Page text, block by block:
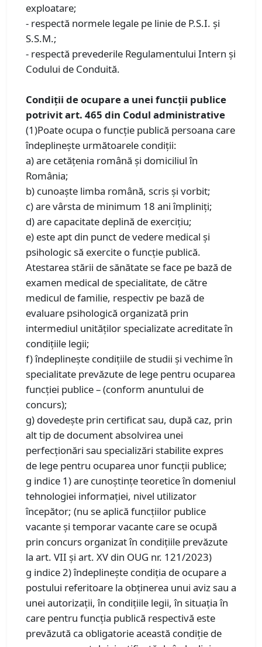
exploatare;
- respectă normele legale pe linie de P.S.I. şi
S.S.M.;
- respectă prevederile Regulamentului Intern şi
Codului de Conduită.
Condiții de ocupare a unei funcții publice
potrivit art. 465 din Codul administrative
(1)Poate ocupa o funcţie publică persoana care
îndeplineşte următoarele condiţii:
a) are cetăţenia română şi domiciliul în
România;
b) cunoaşte limba română, scris şi vorbit;
c) are vârsta de minimum 18 ani împliniţi;
d) are capacitate deplină de exerciţiu;
e) este apt din punct de vedere medical şi
psihologic să exercite o funcţie publică.
Atestarea stării de sănătate se face pe bază de
examen medical de specialitate, de către
medicul de familie, respectiv pe bază de
evaluare psihologică organizată prin
intermediul unităţilor specializate acreditate în
condiţiile legii;
f) îndeplineşte condiţiile de studii şi vechime în
specialitate prevăzute de lege pentru ocuparea
funcţiei publice – (conform anuntului de
concurs);
g) dovedeşte prin certificat sau, după caz, prin
alt tip de document absolvirea unei
perfecţionări sau specializări stabilite expres
de lege pentru ocuparea unor funcţii publice;
g indice 1) are cunoştinţe teoretice în domeniul
tehnologiei informaţiei, nivel utilizator
începător; (nu se aplică funcţiilor publice
vacante şi temporar vacante care se ocupă
prin concurs organizat în condiţiile prevăzute
la art. VII şi art. XV din OUG nr. 121/2023)
g indice 2) îndeplineşte condiţia de ocupare a
postului referitoare la obţinerea unui aviz sau a
unei autorizaţii, în condiţiile legii, în situaţia în
care pentru funcţia publică respectivă este
prevăzută ca obligatorie această condiţie de